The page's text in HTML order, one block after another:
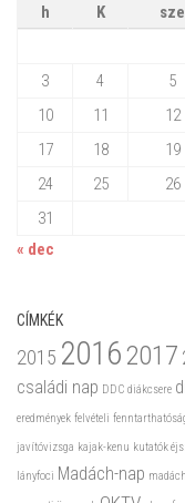
h
K sze
3
4 5
10
11 12
17
18 19
24
25 26
31
« dec
CÍMKÉK
2015 20162017
családi nap DDC diákcsere
eredmények felvételi
javítóvizsga kajak-kenu kutatók
lányfoci Madách-nap